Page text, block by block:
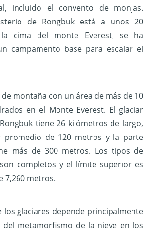
incluido el convento de monjas.
de Rongbuk está a unos 20
cima del monte Everest, se ha
campamento base para escalar el
de montaña con un área de más de 10
en el Monte Everest. El glaciar
tiene 26 kilómetros de largo,
promedio de 120 metros y la parte
más de 300 metros. Los tipos de
completos y el límite superior es
7,260 metros.
los glaciares depende principalmente
metamorfismo de la nieve en los